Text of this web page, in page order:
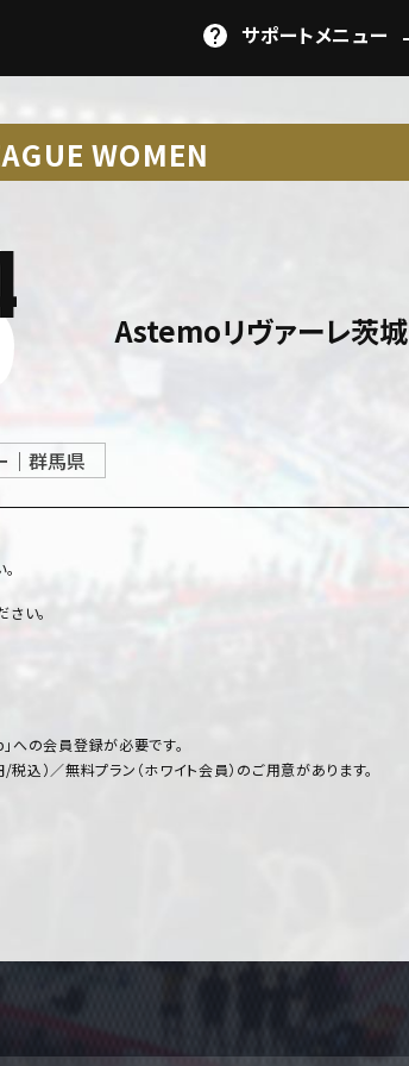
サポートメニュー
WOMEN
Astemoリヴァーレ茨城
｜群馬県
い。
への会員登録が必要です。
）／無料プラン（ホワイト会員）のご用意があります。